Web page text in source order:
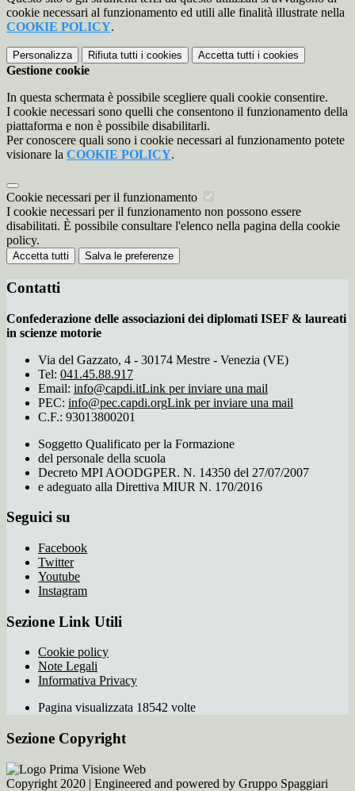
cookie necessari al funzionamento ed utili alle finalità illustrate nella
COOKIE POLICY.
Personalizza Rifiuta tutti i cookies Accetta tutti i cookies
Gestione cookie
In questa schermata è possibile scegliere quali cookie consentire.
I cookie necessari sono quelli che consentono il funzionamento della
piattaforma e non è possibile disabilitarli.
Per conoscere quali sono i cookie necessari al funzionamento potete
visionare la COOKIE POLICY.
Cookie necessari per il funzionamento
I cookie necessari per il funzionamento non possono essere
disabilitati. È possibile consultare l'elenco nella pagina della cookie
policy.
Accetta tutti Salva le preferenze
Contatti
Confederazione delle associazioni dei diplomati ISEF & laureati
in scienze motorie
Via del Gazzato, 4 - 30174 Mestre - Venezia (VE)
Tel: 041.45.88.917
Email: info@capdi.itLink per inviare una mail
PEC: info@pec.capdi.orgLink per inviare una mail
C.F.: 93013800201
Soggetto Qualificato per la Formazione
del personale della scuola
Decreto MPI AOODGPER. N. 14350 del 27/07/2007
e adeguato alla Direttiva MIUR N. 170/2016
Seguici su
Facebook
Twitter
Youtube
Instagram
Sezione Link Utili
Cookie policy
Note Legali
Informativa Privacy
Pagina visualizzata 18542 volte
Sezione Copyright
Copyright 2020 | Engineered and powered by Gruppo Spaggiari